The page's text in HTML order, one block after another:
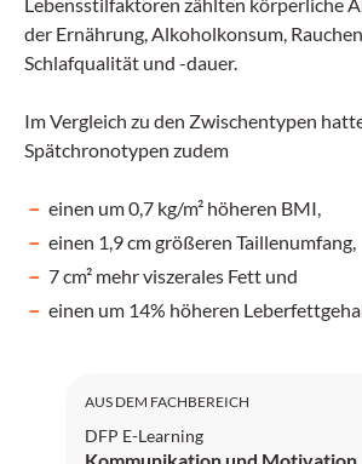
der Ernährung, Alkoholkonsum,
Schlafqualität und -dauer.
Im Vergleich zu den Zwischentypen
Spätchronotypen zudem
einen um 0,7 kg/m² höheren BMI,
einen 1,9 cm größeren Taillenumfang,
7 cm² mehr viszerales Fett und
einen um 14% höheren
AUS DEM FACHBEREICH
DFP E-Learning